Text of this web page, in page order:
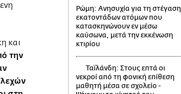
και
την
Ρώμη: Ανησυχία για τη στέγαση
εκατοντάδων ατόμων που
κατασκηνώνουν εν μέσω
καύσωνα, μετά την εκκένωση
κτιρίου
Ταϊλάνδη: Στους επτά οι
νεκροί από τη φονική επίθεση
μαθητή μέσα σε σχολείο -